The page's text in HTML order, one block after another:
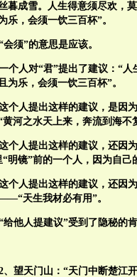
暮成雪。人生得意须尽欢，
乐，会须一饮三百杯”。
会须”的意思是应该。
个人对“君”提出了建议：“
为乐，会须一饮三百杯”。
个人提出这样的建议，是因
河之水天上来，奔流到海不
个人提出这样的建议，还因
“明镜”前的一个人，因为自己
个人提出这样的建议，还因
天生我材必有用”。
给他人提建议”受到了隐秘的肯
、望天门山：“天门中断楚江